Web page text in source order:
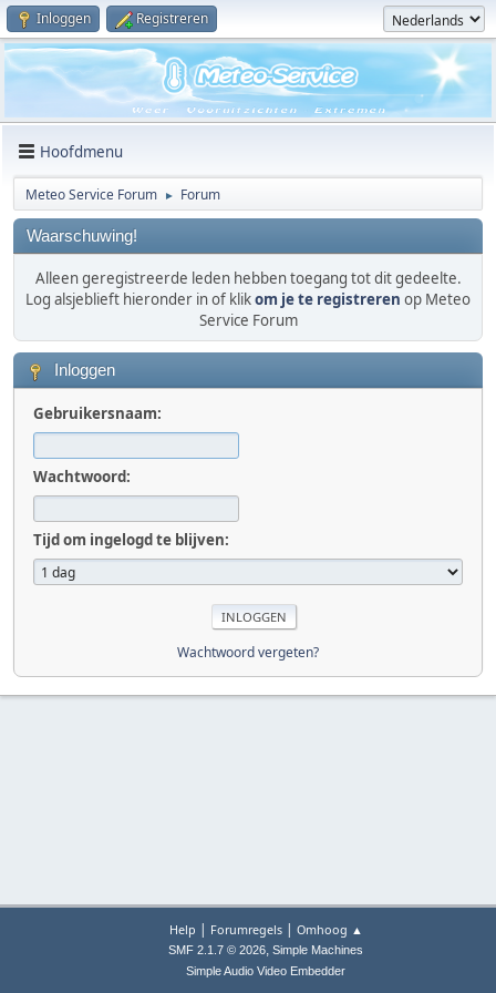
Inloggen Registreren
Hoofdmenu
Meteo Service Forum ► Forum
Waarschuwing!
Alleen geregistreerde leden hebben toegang tot dit gedeelte.
Log alsjeblieft hieronder in of klikom je te registreren op Meteo
Service Forum
Inloggen
Gebruikersnaam:
Wachtwoord:
Tijd om ingelogd te blijven:
Wachtwoord vergeten?
Help | Forumregels| Omhoog ▲
SMF 2.1.7 © 2026, Simple Machines
Simple Audio Video Embedder